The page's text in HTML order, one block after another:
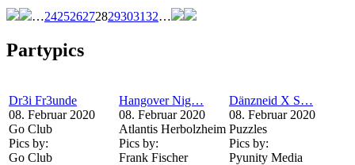
…242526272829303132…
Partypics
Dr3i Fr3unde
08. Februar 2020
Go Club
Pics by:
Go Club
Hangover Nig…
08. Februar 2020
Atlantis Herbolzheim
Pics by:
Frank Fischer
Dänzneid X S…
08. Februar 2020
Puzzles
Pics by:
Pyunity Media